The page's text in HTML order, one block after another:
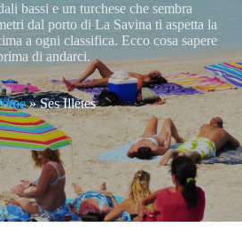
bassi e un turchese che sembra
dal porto di La Savina ti aspetta la
a ogni classifica. Ecco cosa sapere
di andarci.
»Ses Illetes